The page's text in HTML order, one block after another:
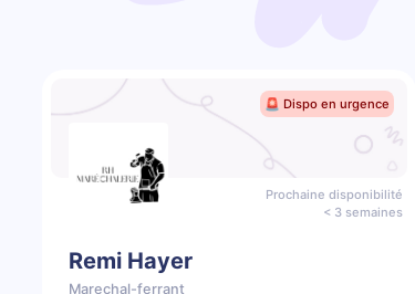
🚨 Dispo en urgence
Prochaine disponibilité
< 3 semaines
Remi Hayer
Marechal-ferrant